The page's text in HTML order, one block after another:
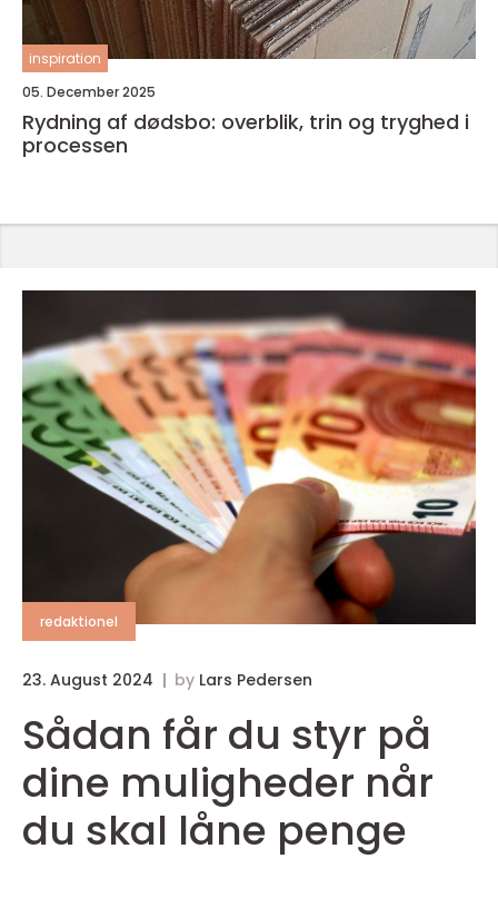
inspiration
05. December 2025
Rydning af dødsbo: overblik, trin og tryghed i
processen
redaktionel
23. August 2024 by Lars Pedersen
Sådan får du styr på
dine muligheder når
du skal låne penge